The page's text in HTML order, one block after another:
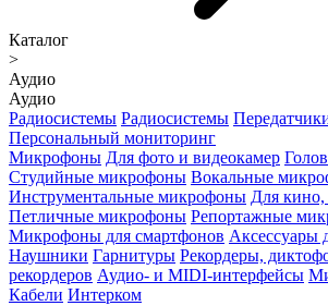
Каталог
>
Аудио
Аудио
Радиосистемы Радиосистемы
Персональный мониторинг
Микрофоны Для фото и видеокамер
Студийные микрофоны Вокальные
Инструментальные микрофоны Для кино,
Петличные микрофоны Репортажные
Микрофоны для смартфонов Аксессуары
Наушники Гарнитуры Рекордеры,
рекордеров Аудио- и MIDI-интерфейсы
Кабели Интерком